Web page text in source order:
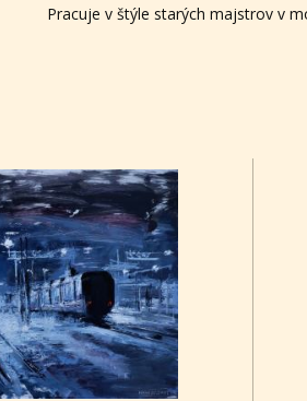
Pracuje v štýle starých majstrov v